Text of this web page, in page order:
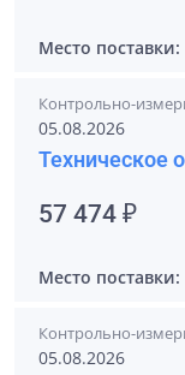
Место поставки:
Контрольно-
05.08.2026
Техническое
57 474 ₽
Место поставки:
Контрольно-
05.08.2026